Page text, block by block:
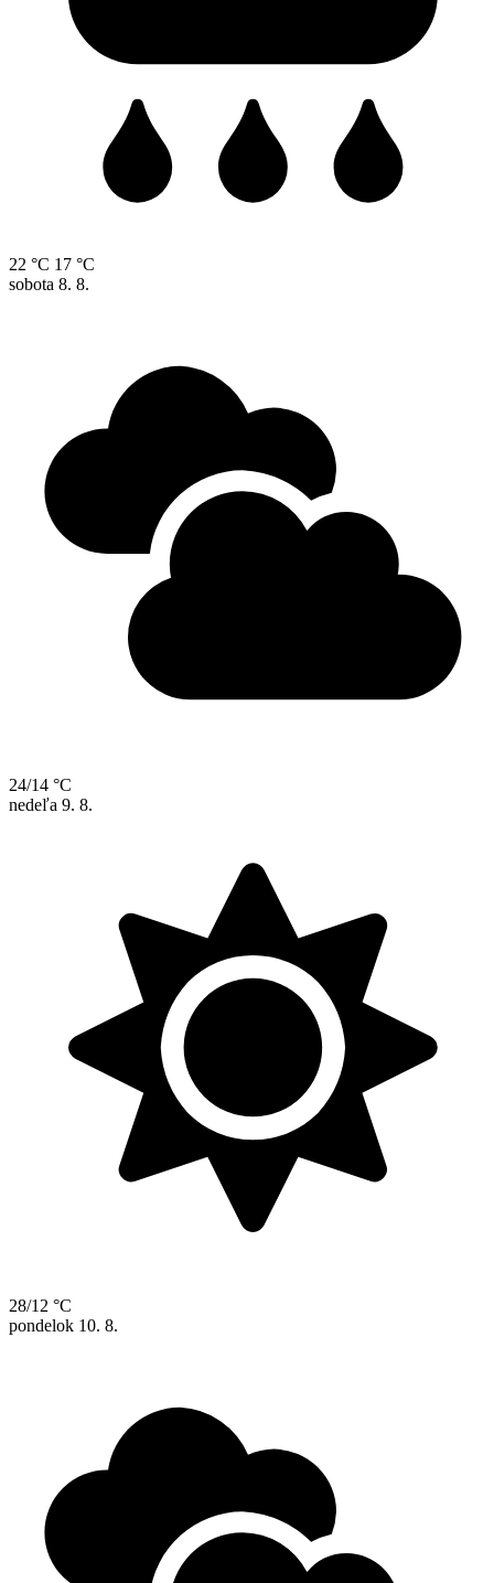
22 °C 17 °C
sobota 8. 8.
24/14 °C
nedeľa 9. 8.
28/12 °C
pondelok 10. 8.